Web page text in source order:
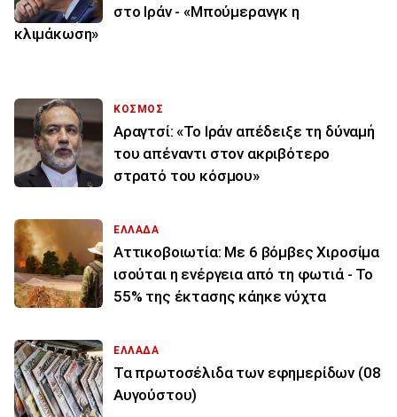
στο Ιράν - «Μπούμερανγκ η
κλιμάκωση»
ΚΟΣΜΟΣ
Αραγτσί: «Το Ιράν απέδειξε τη δύναμή
του απέναντι στον ακριβότερο
στρατό του κόσμου»
ΕΛΛΑΔΑ
Αττικοβοιωτία: Με 6 βόμβες Χιροσίμα
ισούται η ενέργεια από τη φωτιά - Το
55% της έκτασης κάηκε νύχτα
ΕΛΛΑΔΑ
Τα πρωτοσέλιδα των εφημερίδων (08
Αυγούστου)